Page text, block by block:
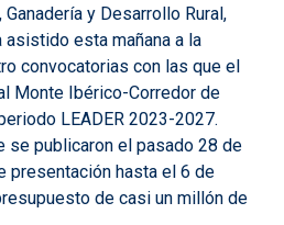
y Desarrollo Rural,
esta mañana a la
convocatorias con las que el
Monte Ibérico-Corredor de
LEADER 2023-2027.
se publicaron el pasado 28 de
presentación hasta el 6 de
de casi un millón de